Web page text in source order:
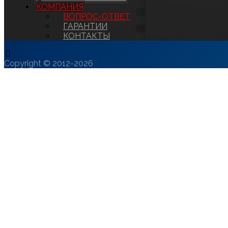
КОМПАНИЯ
ВОПРОС-ОТВЕТ
ГАРАНТИИ
КОНТАКТЫ
Copyright © 2012-2026